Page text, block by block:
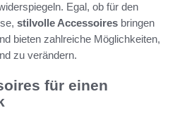
Egal, ob für den
stilvolle Accessoires bringen
bieten zahlreiche Möglichkeiten,
zu verändern.
für einen